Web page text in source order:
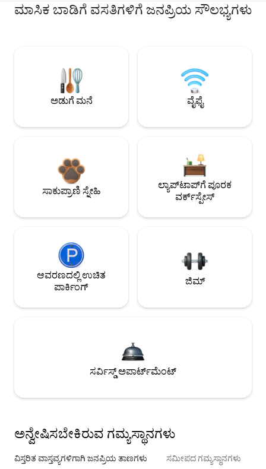
ಮಾಸಿಕ ಬಾಡಿಗೆ ವಸತಿಗಳಿಗೆ ಜನಪ್ರಿಯ ಸೌಲಭ್ಯಗಳು
ಅಡುಗೆ ಮನೆ ವೈಫೈ
ಸಾಕುಪ್ರಾಣಿ ಸ್ನೇಹಿ
ಲ್ಯಾಪ್‌ಟಾಪ್‌ಗೆ ಪೂರಕ
ವರ್ಕ್‌ಸ್ಪೇಸ್
ಆವರಣದಲ್ಲಿ ಉಚಿತ
ಪಾರ್ಕಿಂಗ್
ಜಿಮ್
ಸರ್ವಿಸ್ಡ್ ಅಪಾರ್ಟ್‌ಮೆಂಟ್
ಅನ್ವೇಷಿಸಬೇಕಿರುವ ಗಮ್ಯಸ್ಥಾನಗಳು
ವಿಸ್ತರಿತ ವಾಸ್ತವ್ಯಗಳಿಗಾಗಿ ಜನಪ್ರಿಯ ತಾಣಗಳು ಸಮೀಪದ ಗಮ್ಯಸ್ಥಾನಗಳು